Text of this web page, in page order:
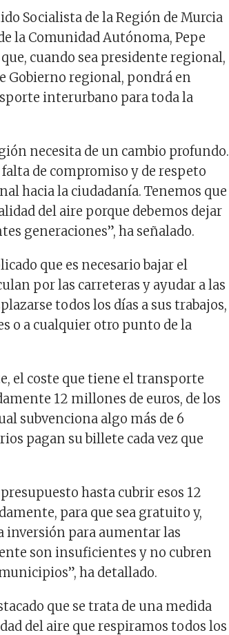
Socialista de la Región de Murcia
la Comunidad Autónoma, Pepe
cuando sea presidente regional,
Gobierno regional, pondrá en
interurbano para toda la
necesita de un cambio profundo.
de compromiso y de respeto
hacia la ciudadanía. Tenemos que
del aire porque debemos dejar
generaciones”, ha señalado.
que es necesario bajar el
por las carreteras y ayudar a las
todos los días a sus trabajos,
o a cualquier otro punto de la
el coste que tiene el transporte
12 millones de euros, de los
subvenciona algo más de 6
pagan su billete cada vez que
hasta cubrir esos 12
para que sea gratuito y,
inversión para aumentar las
son insuficientes y no cubren
ha detallado.
que se trata de una medida
del aire que respiramos todos los